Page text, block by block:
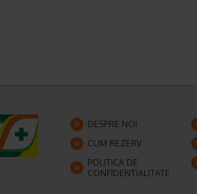
DESPRE NOI
CUM REZERV
POLITICA DE
CONFIDENTIALITATE